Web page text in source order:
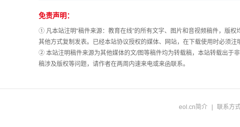
免责声明：
① 凡本站注明“稿件来源：教育在线”的所有文字、图片和音视频稿件，版
其他方式复制发表。已经本站协议授权的媒体、网站，在下载使用时必须注
② 本站注明稿件来源为其他媒体的文/图等稿件均为转载稿，本站转载出于
稿涉及版权等问题，请作者在两周内速来电或来函联系。
高考真题
eol.cn简介 联系方